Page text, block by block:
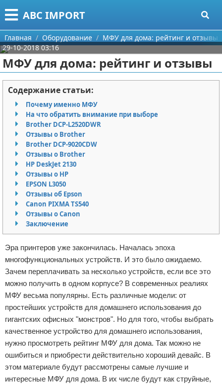
ABC IMPORT
Меню
Главная
Категории
Программирование
Оборудование
Ноутбуки
Сотовые телефоны
Электроника
Современные устройства
GPS
Программное обеспечение
Для автомобиля
Разное
Поиск
О проекте
Контакты
Сотрудничество
Размещение рекламы
Для правообладателей
Условия предоставления информации
Отказ от ответственности
Главная Оборудование
МФУ для дома: рейтинг и отзывы
29-10-2018 03:16
МФУ для дома: рейтинг и отзывы
Содержание статьи:
Почему именно МФУ
На что обратить внимание при выборе
Brother DCP-L2520DWR
Отзывы о Brother
Brother DCP-9020CDW
Отзывы о Brother
HP DeskJet 2130
Отзывы о HP
EPSON L3050
Отзывы об Epson
Canon PIXMA TS540
Отзывы о Canon
Заключение
Эра принтеров уже закончилась. Началась эпоха
многофункциональных устройств. И это было ожидаемо.
Зачем переплачивать за несколько устройств, если все это
можно получить в одном корпусе? В современных реалиях
МФУ весьма популярны. Есть различные модели: от
простейших устройств для домашнего использования до
гигантских офисных "монстров". Но для того, чтобы выбрать
качественное устройство для домашнего использования,
нужно просмотреть рейтинг МФУ для дома. Так можно не
ошибиться и приобрести действительно хороший девайс. В
этом материале будут рассмотрены самые лучшие и
интересные МФУ для дома. В их числе будут как струйные,